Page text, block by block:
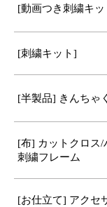
[動画つき刺繍キッ
[刺繍キット]
[半製品] きんちゃ
[布] カットクロス/
刺繍フレーム
[お仕立て] アクセ